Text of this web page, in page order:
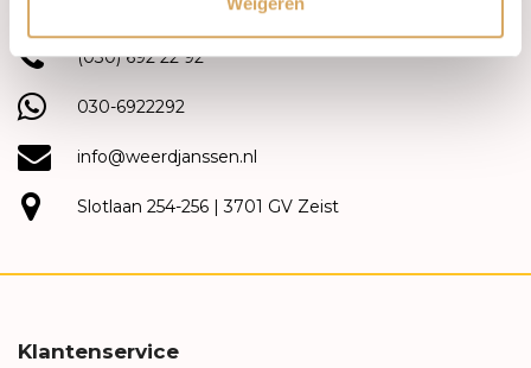
(030) 692 22 92
030-6922292
info@weerdjanssen.nl
Slotlaan 254-256 | 3701 GV Zeist
Klantenservice